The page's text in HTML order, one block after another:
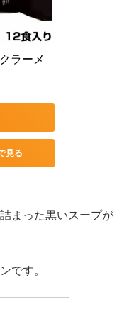
ラーメ
見る
まった黒いスープが
です。